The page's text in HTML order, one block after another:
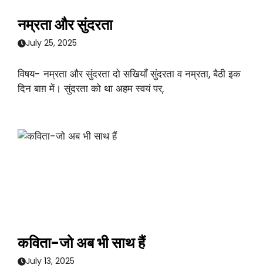
नम्रता और सुंदरता
July 25, 2025
विषय- नम्रता और सुंदरता दो सखियाँ सुंदरता व नम्रता, बैठी इक
दिन बाग़ में। सुंदरता को था अहम स्वयं पर,
कविता-जो अब भी साथ हैं
July 13, 2025